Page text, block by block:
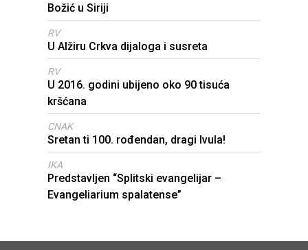
Božić u Siriji
RV
U Alžiru Crkva dijaloga i susreta
RV
U 2016. godini ubijeno oko 90 tisuća
kršćana
CNAK
Sretan ti 100. rođendan, dragi Ivula!
IKA
Predstavljen “Splitski evangelijar –
Evangeliarium spalatense”